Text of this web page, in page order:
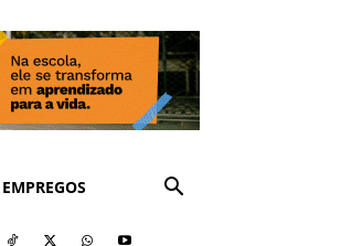
EMPREGOS